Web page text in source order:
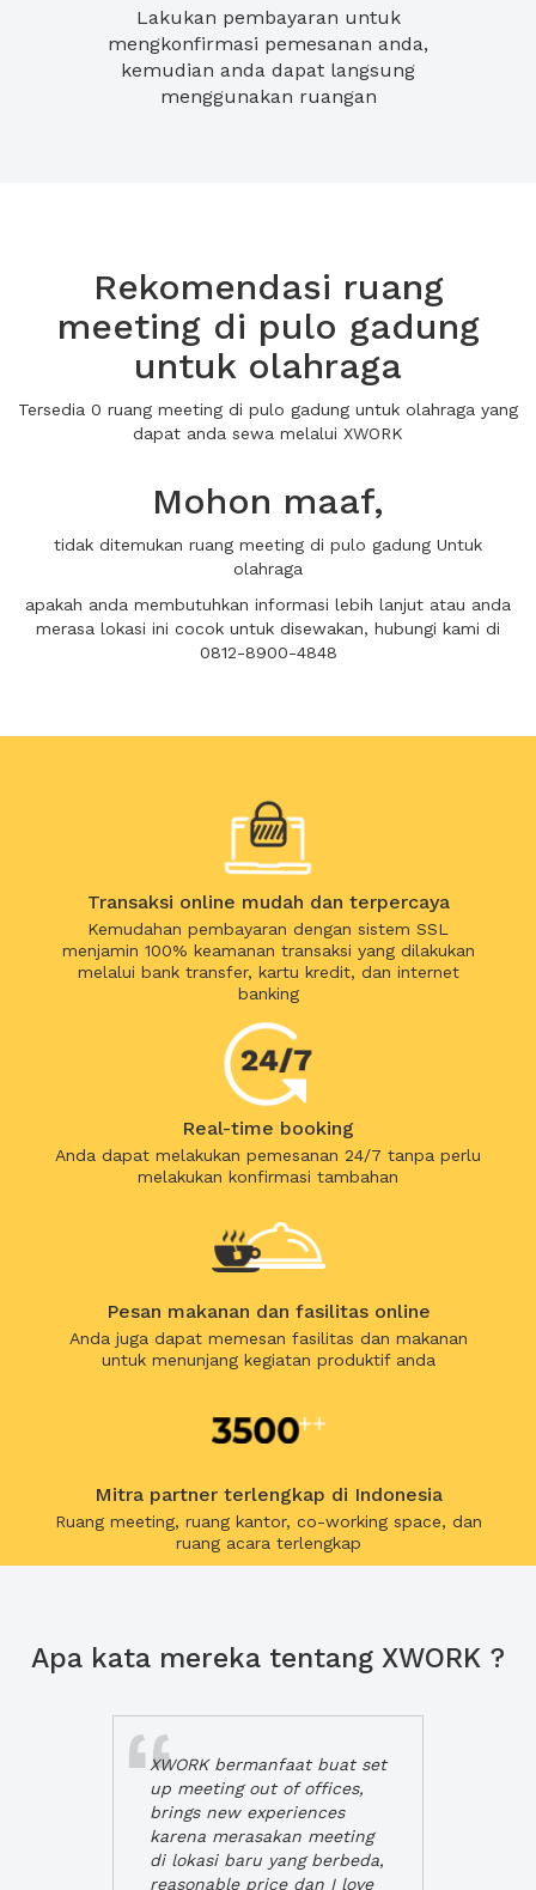
Lakukan pembayaran untuk
mengkonfirmasi pemesanan anda,
kemudian anda dapat langsung
menggunakan ruangan
Rekomendasi ruang
meeting di pulo gadung
untuk olahraga
Tersedia 0 ruang meeting di pulo gadung untuk olahraga yang
dapat anda sewa melalui XWORK
Mohon maaf,
tidak ditemukan ruang meeting di pulo gadung Untuk
olahraga
apakah anda membutuhkan informasi lebih lanjut atau anda
merasa lokasi ini cocok untuk disewakan, hubungi kami di
0812-8900-4848
Transaksi online mudah dan terpercaya
Kemudahan pembayaran dengan sistem SSL
menjamin 100% keamanan transaksi yang dilakukan
melalui bank transfer, kartu kredit, dan internet
banking
Real-time booking
Anda dapat melakukan pemesanan 24/7 tanpa perlu
melakukan konfirmasi tambahan
Pesan makanan dan fasilitas online
Anda juga dapat memesan fasilitas dan makanan
untuk menunjang kegiatan produktif anda
Mitra partner terlengkap di Indonesia
Ruang meeting, ruang kantor, co-working space, dan
ruang acara terlengkap
Apa kata mereka tentang XWORK ?
XWORK bermanfaat buat set
up meeting out of offices,
brings new experiences
karena merasakan meeting
di lokasi baru yang berbeda,
reasonable price dan I love